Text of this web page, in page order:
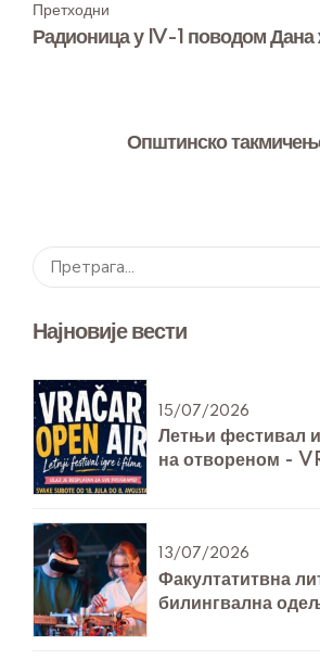
Претходни
Радионица у IV-1 поводом Дана
Општинско
Најновије вести
15/07/2026
Летњи фестивал
на отвореном -
13/07/2026
Факултатитвна
билингвална